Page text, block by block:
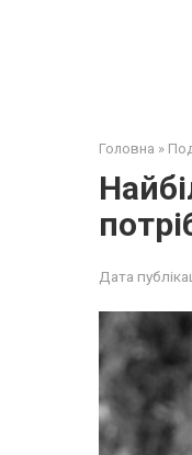
Головна »
Дата